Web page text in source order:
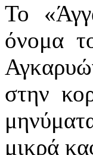
Το
όνομα
στην
μικρά